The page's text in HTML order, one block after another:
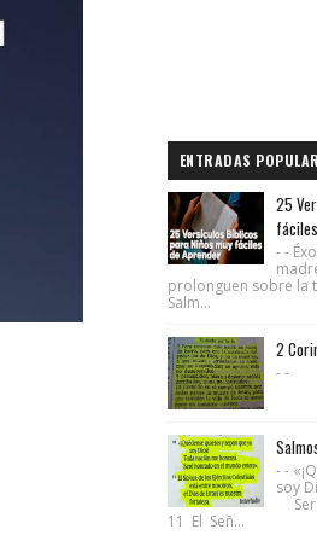
ENTRADAS
25
- -
prolonguen sobre la
Salm...
2
- -
- -
soy
11 El Señ...